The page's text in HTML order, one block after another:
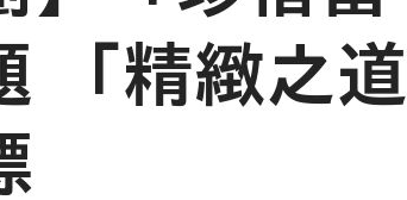
「精緻之